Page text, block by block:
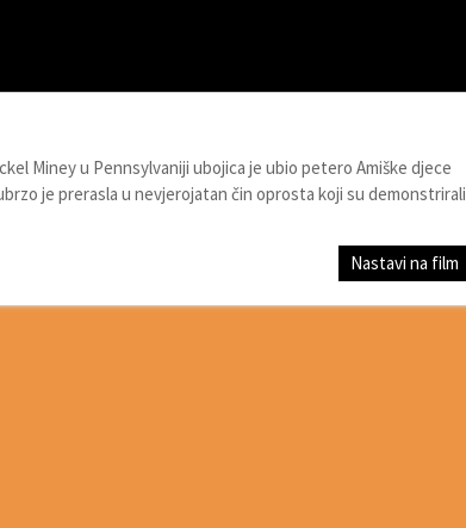
Miney u Pennsylvaniji ubojica je ubio petero Amiške djece
je prerasla u nevjerojatan čin oprosta koji su demonstrirali
Nastavi na film